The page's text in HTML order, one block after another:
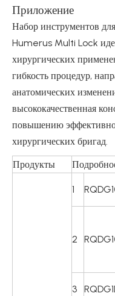
Приложение
Набор инструментов
Humerus Multi Lock
хирургических
гибкость процедур,
анатомических
высококачественная
повышению
хирургических бригад.
Продукты
1
2
3